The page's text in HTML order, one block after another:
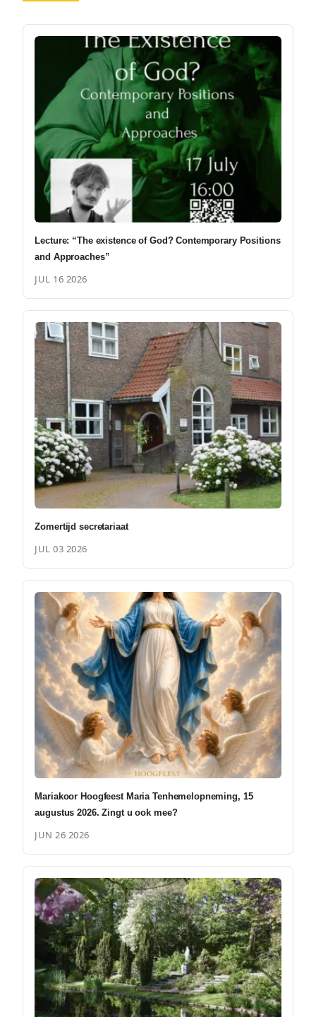
Lecture: “The existence of God? Contemporary Positions
and Approaches”
JUL 16 2026
Zomertijd secretariaat
JUL 03 2026
Mariakoor Hoogfeest Maria Tenhemelopneming, 15
augustus 2026. Zingt u ook mee?
JUN 26 2026